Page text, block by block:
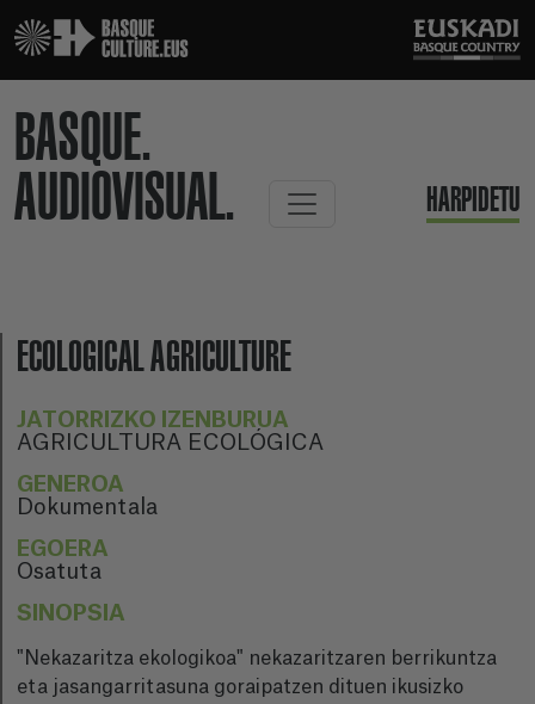
BASQUE.
AUDIOVISUAL.
HARPIDETU
ECOLOGICAL AGRICULTURE
JATORRIZKO IZENBURUA
AGRICULTURA ECOLÓGICA
GENEROA
Dokumentala
EGOERA
Osatuta
SINOPSIA
"Nekazaritza ekologikoa" nekazaritzaren berrikuntza
eta jasangarritasuna goraipatzen dituen ikusizko